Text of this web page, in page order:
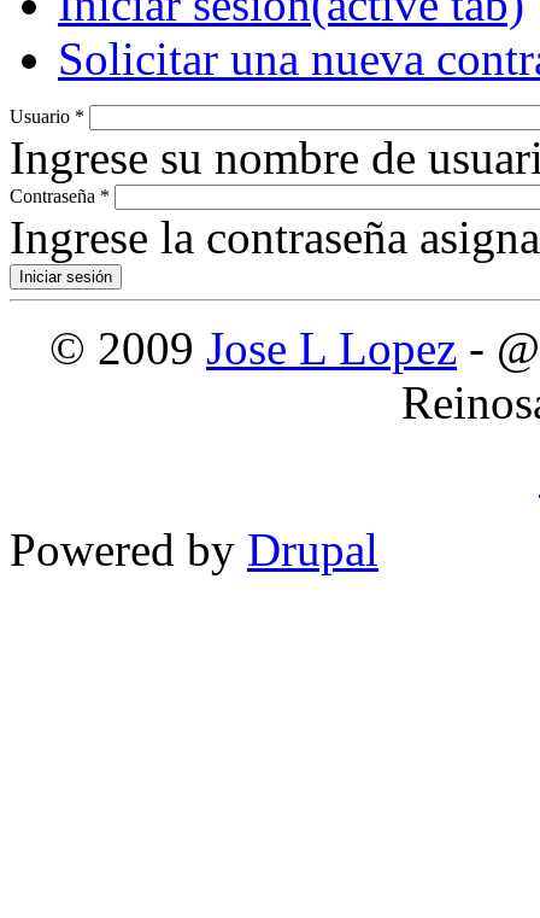
Solicitar una nueva
Usuario *
Ingrese su nombre de
Contraseña *
Ingrese la contraseña
© 2009 Jose L Lopez -
Powered by Drupal